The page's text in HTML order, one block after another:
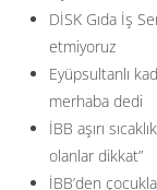
DİSK Gıda İş
etmiyoruz
Eyüpsultanlı
merhaba dedi
İBB aşırı
olanlar dikkat”
İBB’den